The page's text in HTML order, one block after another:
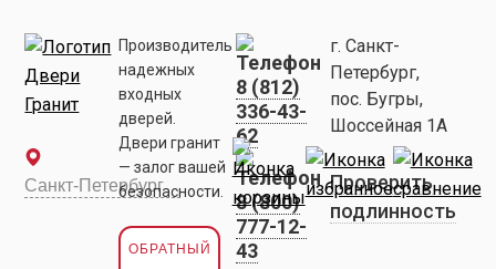
Производитель
надежных
входных
дверей.
Двери гранит
— залог вашей
безопасности.
ОБРАТНЫЙ
8 (812)
336-43-
62
8 (800)
777-12-
43
г. Санкт-
Петербург,
пос. Бугры,
Шоссейная 1А
Проверить
подлинность